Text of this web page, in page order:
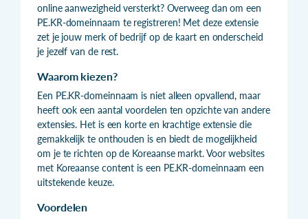
online aanwezigheid versterkt? Overweeg dan om een
PE.KR-domeinnaam te registreren! Met deze extensie
zet je jouw merk of bedrijf op de kaart en onderscheid
je jezelf van de rest.
Waarom kiezen?
Een PE.KR-domeinnaam is niet alleen opvallend, maar
heeft ook een aantal voordelen ten opzichte van andere
extensies. Het is een korte en krachtige extensie die
gemakkelijk te onthouden is en biedt de mogelijkheid
om je te richten op de Koreaanse markt. Voor websites
met Koreaanse content is een PE.KR-domeinnaam een
uitstekende keuze.
Voordelen